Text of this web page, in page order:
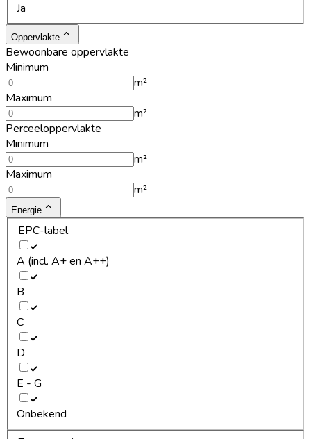
Ja
Oppervlakte
Bewoonbare oppervlakte
Minimum
m²
Maximum
m²
Perceeloppervlakte
Minimum
m²
Maximum
m²
Energie
EPC-label
A (incl. A+ en A++)
B
C
D
E - G
Onbekend